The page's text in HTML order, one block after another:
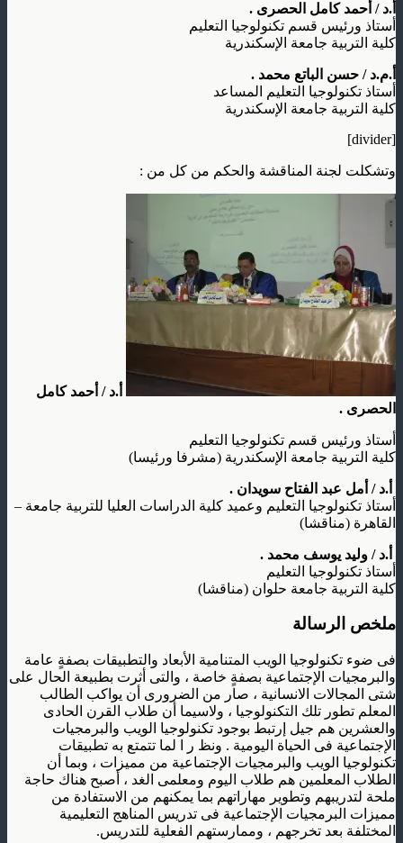
أ.د / أحمد كامل الحصرى .
أستاذ ورئيس قسم تكنولوجيا التعليم
كلية التربية جامعة الإسكندرية
أ.م.د / حسن الباتع محمد .
أستاذ تكنولوجيا التعليم المساعد
كلية التربية جامعة الإسكندرية
[divider]
وتشكلت لجنة المناقشة والحكم من كل من :
أ.د / أحمد كامل
الحصرى .
أستاذ ورئيس قسم تكنولوجيا التعليم
كلية التربية جامعة الإسكندرية (مشرفا ورئيسا)
أ.د / أمل عبد الفتاح سويدان .
أستاذ تكنولوجيا التعليم وعميد كلية الدراسات العليا للتربية جامعة –
القاهرة (مناقشا)
أ.د / وليد يوسف محمد .
أستاذ تكنولوجيا التعليم
كلية التربية جامعة حلوان (مناقشا)
ملخص الرسالة
فى ضوء تكنولوجيا الويب المتنامية الأبعاد والتطبيقات بصفةٍ عامة
والبرمجيات الإجتماعية بصفةٍ خاصة ، والتى أثرت بطبيعة الحال على
شتى المجالات الانسانية ، صار من الضرورى أن يواكب الطالب
المعلم تطور تلك التكنولوجيا ، ولاسيما أن طلاب القرن الحادى
والعشرين هم جيل إرتبط بوجود تكنولوجيا الويب والبرمجيات
الإجتماعية فى الحياة اليومية . ونظ ر ا لما تتمتع به تطبيقات
تكنولوجيا الويب والبرمجيات الإجتماعية من مميزات ، وبما أن
الطلاب المعلمين هم طلاب اليوم ومعلمى الغد ، أصبح هناك حاجة
ملحة لتدريبهم وتطوير مهاراتهم بما يمكنهم من الاستفادة من
مميزات البرمجيات الإجتماعية فى تدريس المناهج التعليمية
المختلفة بعد تخرجهم ، وممارستهم الفعلية للتدريس.